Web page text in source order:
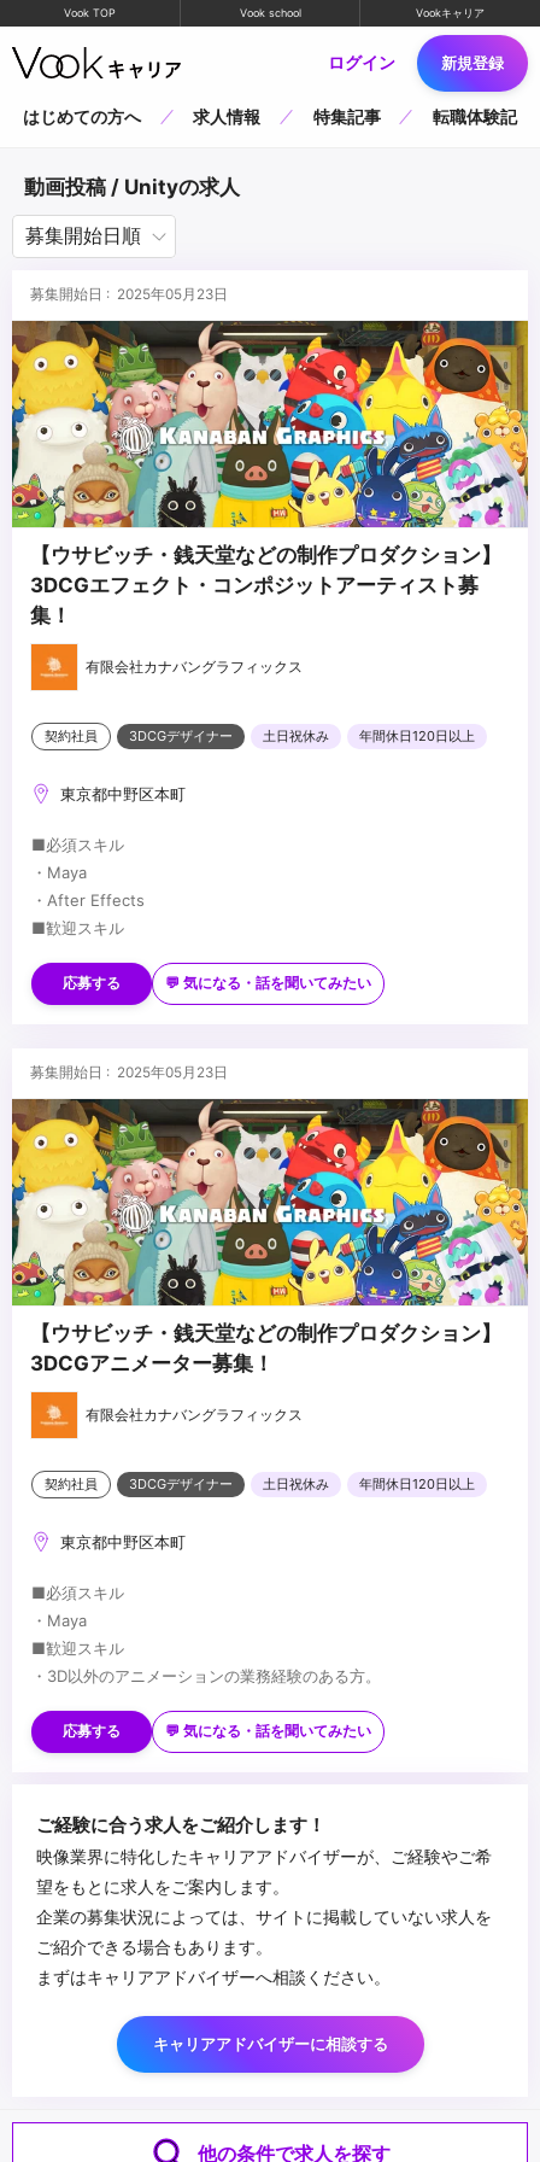
Vook TOP Vook school Vookキャリア
ログイン 新規登録
はじめての方へ 求人情報 特集記事 転職体験記
動画投稿 / Unityの求人
募集開始日 : 2025年05月23日
【ウサビッチ・銭天堂などの制作プロダクション】
3DCGエフェクト・コンポジットアーティスト募
集！
有限会社カナバングラフィックス
契約社員 3DCGデザイナー 土日祝休み 年間休日120日以上
東京都中野区本町
■必須スキル
・Maya
・After Effects
■歓迎スキル
ある方
・美術・デザイン・画作りに造詣の深い方
・作業の流れを俯瞰で見れる方、プロジェクトリーダー経験者歓迎
応募する 💬 気になる・話を聞いてみたい
募集開始日 : 2025年05月23日
【ウサビッチ・銭天堂などの制作プロダクション】
3DCGアニメーター募集！
有限会社カナバングラフィックス
契約社員 3DCGデザイナー 土日祝休み 年間休日120日以上
東京都中野区本町
■必須スキル
・Maya
■歓迎スキル
・3D以外のアニメーションの業務経験のある方。
・モデリング、リギング、ライティング、ツール開発と言ったアニ
メーション以外の工程の知識がある方
...
応募する 💬 気になる・話を聞いてみたい
ご経験に合う求人をご紹介します！
映像業界に特化したキャリアアドバイザーが、ご経験やご希
望をもとに求人をご案内します。
企業の募集状況によっては、サイトに掲載していない求人を
ご紹介できる場合もあります。
まずはキャリアアドバイザーへ相談ください。
キャリアアドバイザーに相談する
他の条件で求人を探す